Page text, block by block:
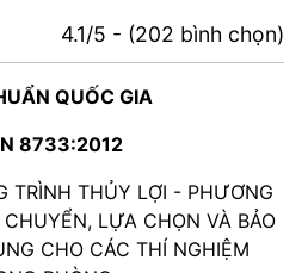
4.1/5 - (202 bình chọn)
QUỐC GIA
8733:2012
TRÌNH THỦY LỢI - PHƯƠNG
LỰA CHỌN VÀ BẢO
CHO CÁC THÍ NGHIỆM